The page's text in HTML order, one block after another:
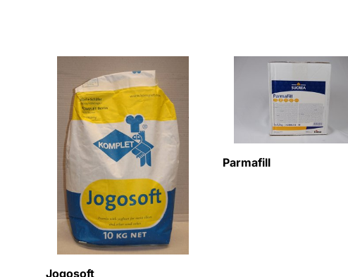
Jogosoft
Parmafill